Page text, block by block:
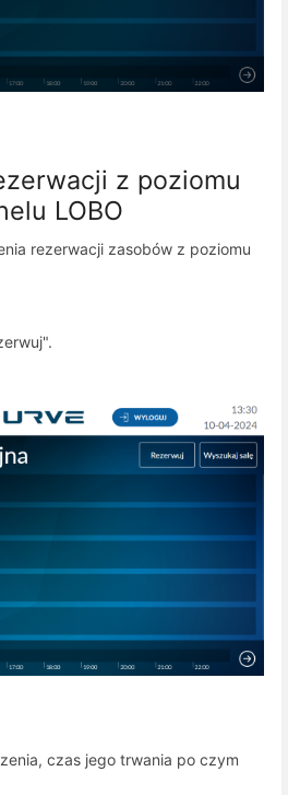
z poziomu
LOBO
rezerwacji zasobów z poziomu
czas jego trwania po czym